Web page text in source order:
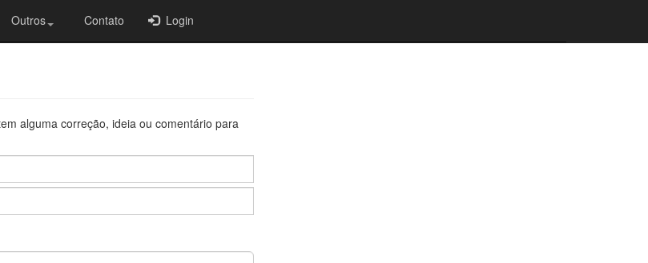
Outros Contato Login
alguma correção, ideia ou comentário para